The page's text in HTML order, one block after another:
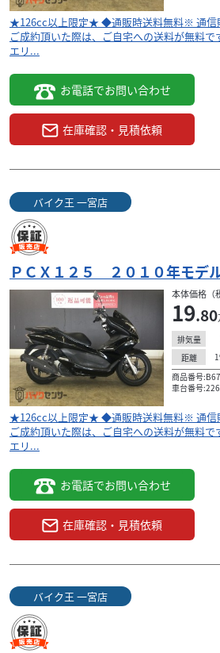
★126cc以上限定★ ◆通販時送料無料※ 通信
ご成約頂いた際は、ご自宅への送料が無料
エリ...
お電話でお問い合わせ
在庫確認・見積依頼
バイク王 一宮店
ＰＣＸ１２５ ２０１０年モデ
本体価格（
19.80
排気量
距離
商品番号
車台番号:226
★126cc以上限定★ ◆通販時送料無料※ 通信
ご成約頂いた際は、ご自宅への送料が無料
エリ...
お電話でお問い合わせ
在庫確認・見積依頼
バイク王 一宮店